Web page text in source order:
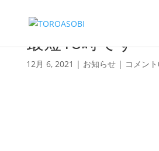
最短18時です
12月 6, 2021 | お知らせ| コメン